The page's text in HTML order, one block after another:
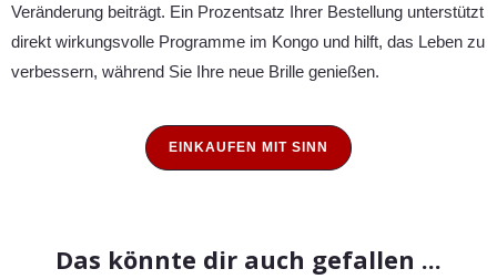
Veränderung beiträgt. Ein Prozentsatz Ihrer Bestellung unterstützt
direkt wirkungsvolle Programme im Kongo und hilft, das Leben zu
verbessern, während Sie Ihre neue Brille genießen.
EINKAUFEN MIT SINN
Das könnte dir auch gefallen ...